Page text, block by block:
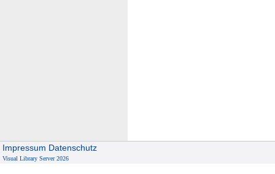
Impressum Datenschutz
Visual Library Server 2026